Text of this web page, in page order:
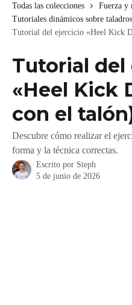
Todas las colecciones
Fuerza y
Tutoriales dinámicos sobre taladros
Tutorial del ejercicio «Heel Kick
Tutorial
«Heel Kick
con el
Descubre cómo realizar el
forma y la técnica correctas.
Escrito por Steph
5 de junio de 2026